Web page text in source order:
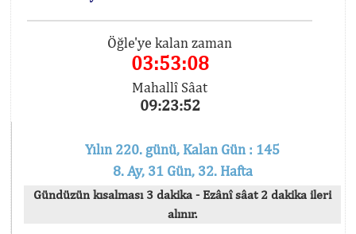
Öğle'ye kalan zaman
03:53:08
Mahallî Sâat
09:23:52
Yılın 220. günü, Kalan Gün : 145
8. Ay, 31 Gün, 32. Hafta
Gündüzün kısalması 3 dakika - Ezânî sâat 2 dakika ileri
alınır.